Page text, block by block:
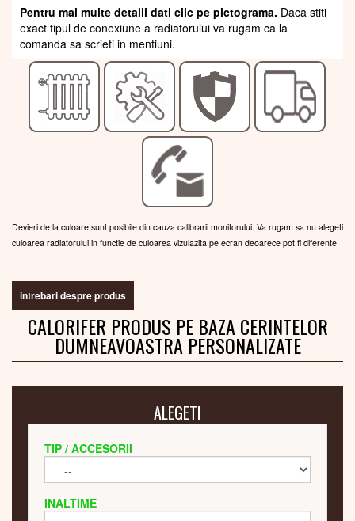
Pentru mai multe detalii dati clic pe pictograma. Daca stiti
exact tipul de conexiune a radiatorului va rugam ca la
comanda sa scrieti in mentiuni.
Devieri de la culoare sunt posibile din cauza calibrarii monitorului. Va rugam sa nu alegeti
culoarea radiatorului in functie de culoarea vizulazita pe ecran deoarece pot fi diferente!
intrebari despre produs
CALORIFER PRODUS PE BAZA CERINTELOR
DUMNEAVOASTRA PERSONALIZATE
ALEGETI
TIP / ACCESORII
INALTIME